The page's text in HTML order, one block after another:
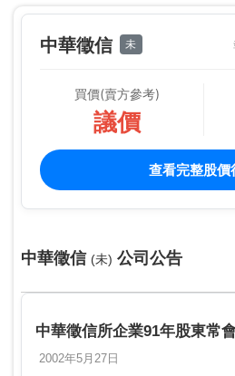
中華徵信 未
買價(賣方參考)
議價
查看完整股價
中華徵信 (未) 公司公告
中華徵信所企業91年股東常
2002年5月27日